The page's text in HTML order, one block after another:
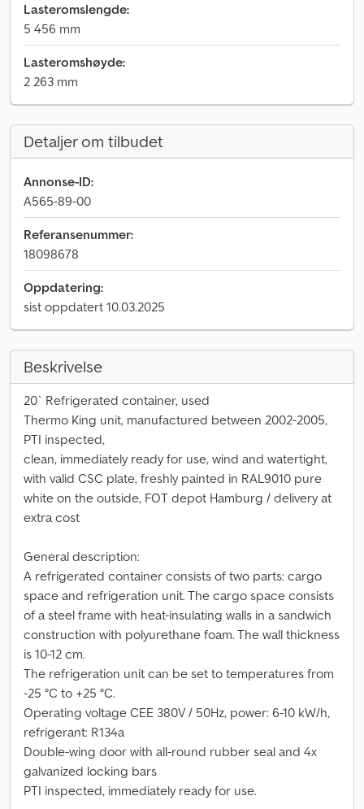
Lasteromslengde:
5 456 mm
Lasteromshøyde:
2 263 mm
Detaljer om tilbudet
Annonse-ID:
A565-89-00
Referansenummer:
18098678
Oppdatering:
sist oppdatert 10.03.2025
Beskrivelse
20` Refrigerated container, used
Thermo King unit, manufactured between 2002-2005,
PTI inspected,
clean, immediately ready for use, wind and watertight,
with valid CSC plate, freshly painted in RAL9010 pure
white on the outside, FOT depot Hamburg / delivery at
extra cost
General description:
A refrigerated container consists of two parts: cargo
space and refrigeration unit. The cargo space consists
of a steel frame with heat-insulating walls in a sandwich
construction with polyurethane foam. The wall thickness
is 10-12 cm.
The refrigeration unit can be set to temperatures from
-25 °C to +25 °C.
Operating voltage CEE 380V / 50Hz, power: 6-10 kW/h,
refrigerant: R134a
Double-wing door with all-round rubber seal and 4x
galvanized locking bars
PTI inspected, immediately ready for use.